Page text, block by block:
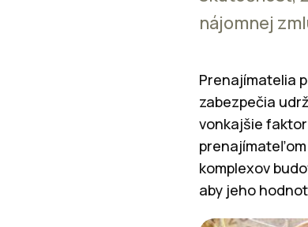
nájomnej
Prenajímatelia
zabezpečia
vonkajšie
komplexov
aby jeho